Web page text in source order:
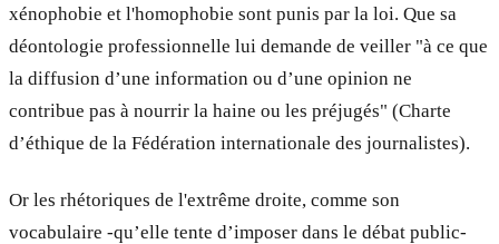
xénophobie et l'homophobie sont punis par la loi. Que sa
déontologie professionnelle lui demande de veiller "à ce que
la diffusion d’une information ou d’une opinion ne
contribue pas à nourrir la haine ou les préjugés" (Charte
d’éthique de la Fédération internationale des journalistes).
Or les rhétoriques de l'extrême droite, comme son
vocabulaire -qu’elle tente d’imposer dans le débat public-